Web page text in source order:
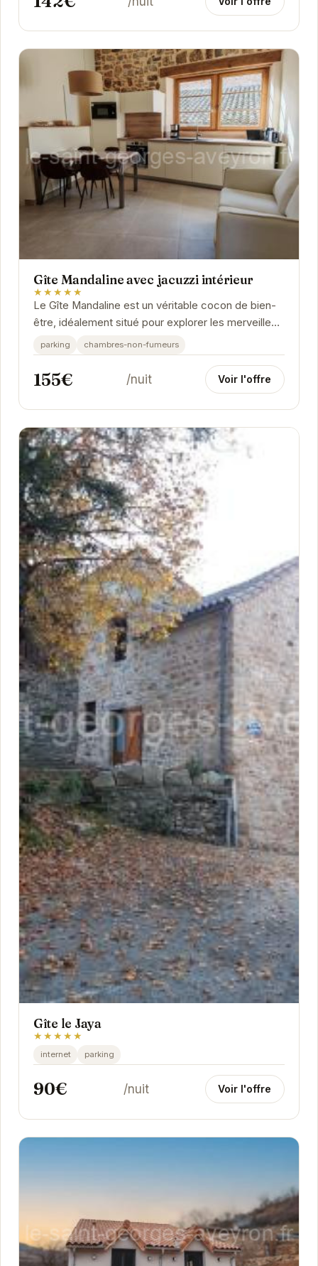
Gîte Mandaline avec jacuzzi intérieur
★★★★★
Le Gîte Mandaline est un véritable cocon de bien-
être, idéalement situé pour explorer les merveilles
de l'Aveyron. Avec son jacuzzi intérieur,...
parking chambres-non-fumeurs
155€ /nuit Voir l'offre
Gîte le Jaya
★★★★★
internet parking
90€ /nuit Voir l'offre